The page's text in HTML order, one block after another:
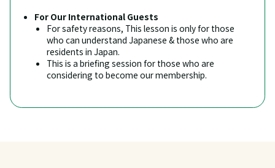
For Our International Guests
For safety reasons, This lesson is only for those
who can understand Japanese & those who are
residents in Japan.
This is a briefing session for those who are
considering to become our membership.